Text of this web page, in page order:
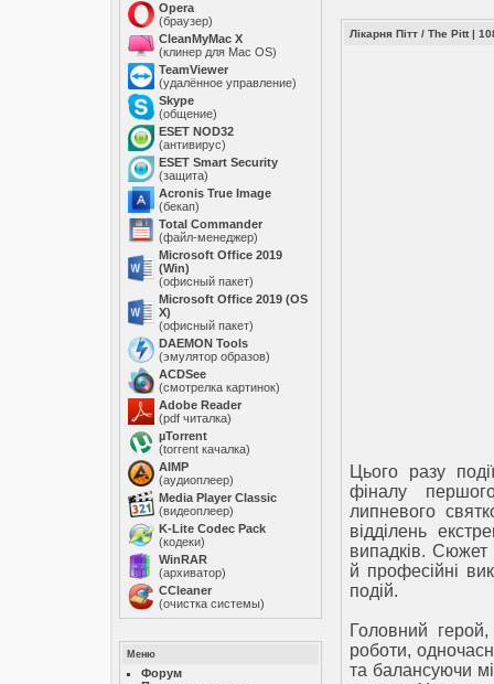
Opera
(браузер)
CleanMyMac X
(клинер для Mac OS)
TeamViewer
(удалённое управление)
Skype
(общение)
ESET NOD32
(антивирус)
ESET Smart Security
(защита)
Acronis True Image
(бекап)
Total Commander
(файл-менеджер)
Microsoft Office 2019
(Win)
(офисный пакет)
Microsoft Office 2019 (OS
X)
(офисный пакет)
DAEMON Tools
(эмулятор образов)
ACDSee
(смотрелка картинок)
Adobe Reader
(pdf читалка)
µTorrent
(torrent качалка)
AIMP
(аудиоплеер)
Media Player Classic
(видеоплеер)
K-Lite Codec Pack
(кодеки)
WinRAR
(архиватор)
ССleaner
(очистка системы)
Меню
Форум
Лікарня Пітт / The Pitt |
Цього разу
фіналу
липневого
відділень
випадків. Сюжет
й професійні
подій.
Головний
роботи,
та балансуючи